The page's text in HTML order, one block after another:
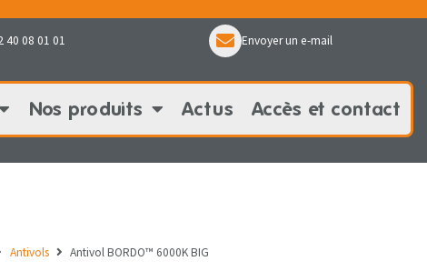
40 08 01 01 Envoyer un e-mail
Nos produits Actus Accès et contact
Antivols Antivol BORDO™ 6000K BIG